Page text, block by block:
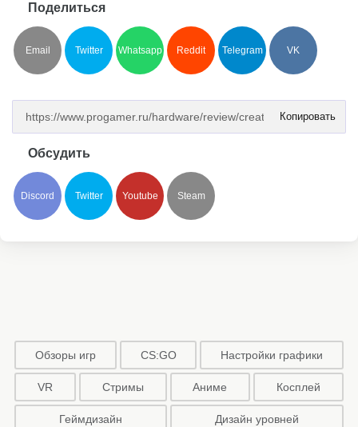
Поделиться
Email Twitter Whatsapp Reddit Telegram VK
Копировать
Обсудить
Discord Twitter Youtube Steam
Обзоры игр CS:GO Настройки графики
VR Стримы Аниме Косплей
Геймдизайн Дизайн уровней